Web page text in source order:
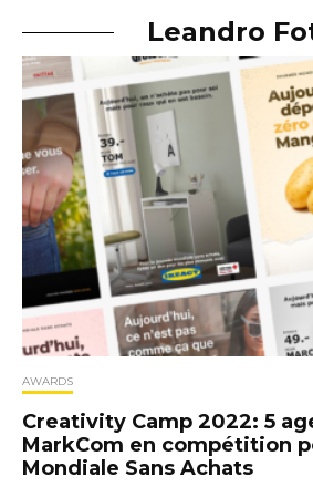
Leandro
AWARDS
Creativity Camp 2022: 5
MarkCom en compétition
Mondiale Sans Achats